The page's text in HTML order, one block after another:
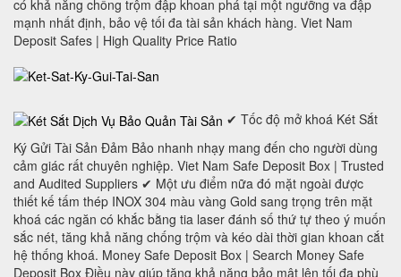
có khả năng chống trộm đập khoan phá tại một ngưỡng va đập
mạnh nhất định, bảo vệ tối đa tài sản khách hàng. Viet Nam
Deposit Safes | High Quality Price Ratio
✔ Tốc độ mở khoá Két Sắt
Ký Gửi Tài Sản Đảm Bảo nhanh nhạy mang đến cho người dùng
cảm giác rất chuyên nghiệp. Viet Nam Safe Deposit Box | Trusted
and Audited Suppliers ✔ Một ưu điểm nữa đó mặt ngoài được
thiết kế tấm thép INOX 304 màu vàng Gold sang trọng trên mặt
khoá các ngăn có khắc bằng tia laser đánh số thứ tự theo ý muốn
sắc nét, tăng khả năng chống trộm và kéo dài thời gian khoan cắt
hệ thống khoá. Money Safe Deposit Box | Search Money Safe
Deposit Box Điều này giúp tăng khả năng bảo mật lên tối đa phù